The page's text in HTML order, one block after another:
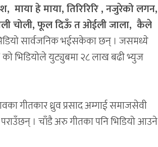
माया हे माया, तिरिरिरि , नजुरेको लगन,
चोली, फूल दिऊँ त ओईली जाला, कैले
सार्वजनिक भईसकेका छन् । जसमध्ये
को भिडियोले युट्युबमा २८ लाख बढी भ्युज
गीतकार ध्रुव प्रसाद अम्गाई समाजसेवी
। चाँडै अरु गीतका पनि भिडियो आउने